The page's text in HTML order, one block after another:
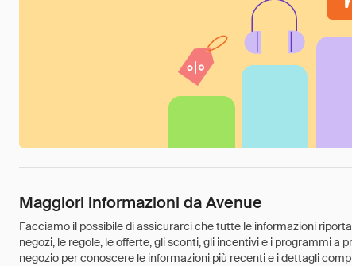
Maggiori informazioni da Avenue
Facciamo il possibile di assicurarci che tutte le informazioni
negozi, le regole, le offerte, gli sconti, gli incentivi e i programmi
negozio per conoscere le informazioni più recenti e i dettagli